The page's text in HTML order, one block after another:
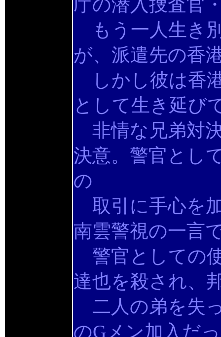
庁の潜入捜査官
もう一人生き
が、派遣先の香
しかし彼は香
として生き延び
非情な兄弟対
決意。警官とし
の
取引に手心を
南雲警視の一言
警官としての
達也を殺され
二人の弟を失
のGメン加入だ